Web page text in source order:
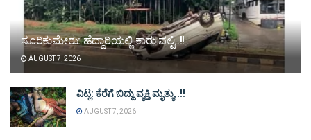
ಸೂರಿಕುಮೇರು: ಹೆದ್ದಾರಿಯಲ್ಲಿ ಕಾರು ಪಲ್ಟಿ..!!
AUGUST 7, 2026
ವಿಟ್ಲ: ಕೆರೆಗೆ ಬಿದ್ದು ವ್ಯಕ್ತಿ ಮೃತ್ಯು..!!
AUGUST 7, 2026